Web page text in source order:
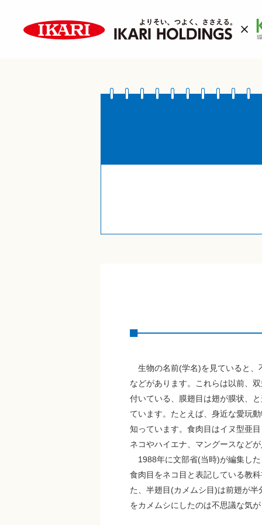
生物の名前(学名)を見ていると、
などがあります。これらは以前、
付いている、膜翅目は翅が膜状、
ています。たとえば、身近な愛玩
知っています。食肉目はイヌ型亜
ネコやハイエナ、マングースなど
1988年に文部省(当時)が編集し
食肉目をネコ目と表記している教
た、半翅目(カメムシ目)は前翅が
をカメムシにしたのは不思議な気